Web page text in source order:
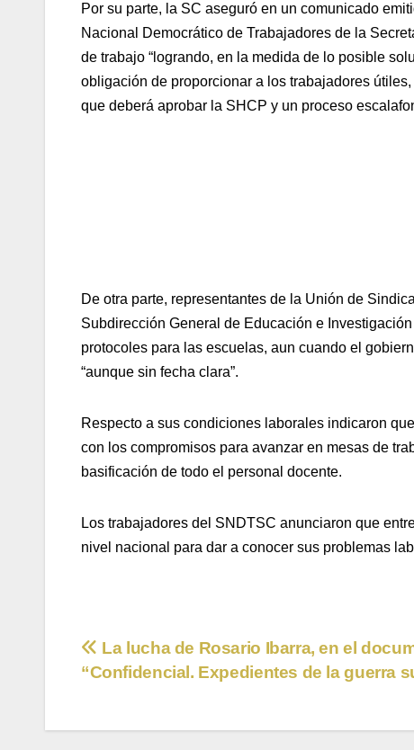
Por su parte, la SC aseguró en un comunicado
Nacional Democrático de Trabajadores de la
de trabajo “logrando, en la medida de lo posible
obligación de proporcionar a los trabajadores
que deberá aprobar la SHCP y un proceso
De otra parte, representantes de la Unión de
Subdirección General de Educación e
protocoles para las escuelas, aun cuando el
“aunque sin fecha clara”.
Respecto a sus condiciones laborales indicaron
con los compromisos para avanzar en mesas de
basificación de todo el personal docente.
Los trabajadores del SNDTSC anunciaron que
nivel nacional para dar a conocer sus problemas
Navegación
entradas
La lucha de Rosario Ibarra, en el
“Confidencial. Expedientes de la guerra